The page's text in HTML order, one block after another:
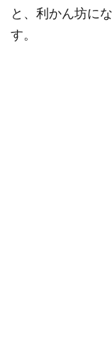
と、利かん坊に
す。